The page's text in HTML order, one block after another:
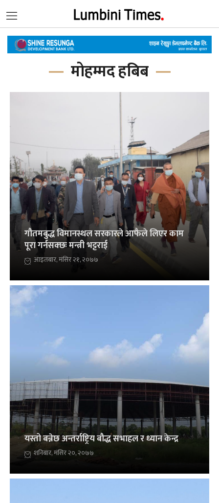
मोहम्मद हबिब
गौतमबुद्ध विमानस्थल सरकारले आफैले लिएर काम
पूरा गर्नसक्छः मन्त्री भट्टराई
आइतबार, मंसिर २१, २०७७
यस्तो बन्नेछ अन्तर्राष्ट्रिय बौद्ध सभाहल र ध्यान केन्द्र
शनिबार, मंसिर २०, २०७७